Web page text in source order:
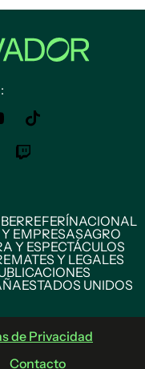
REFERÍNACIONAL
EMPRESASAGRO
Y ESPECTÁCULOS
Y LEGALES
ESTADOS UNIDOS
de Privacidad
Contacto